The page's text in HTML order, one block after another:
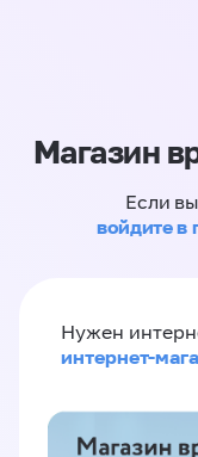
Магазин
Если
войдите в
Нужен
интернет-